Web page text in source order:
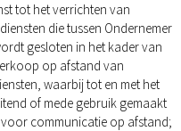
tot het verrichten van
die tussen Ondernemer
gesloten in het kader van
op afstand van
waarbij tot en met het
of mede gebruik gemaakt
communicatie op afstand;